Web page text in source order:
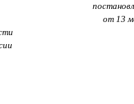
от 13